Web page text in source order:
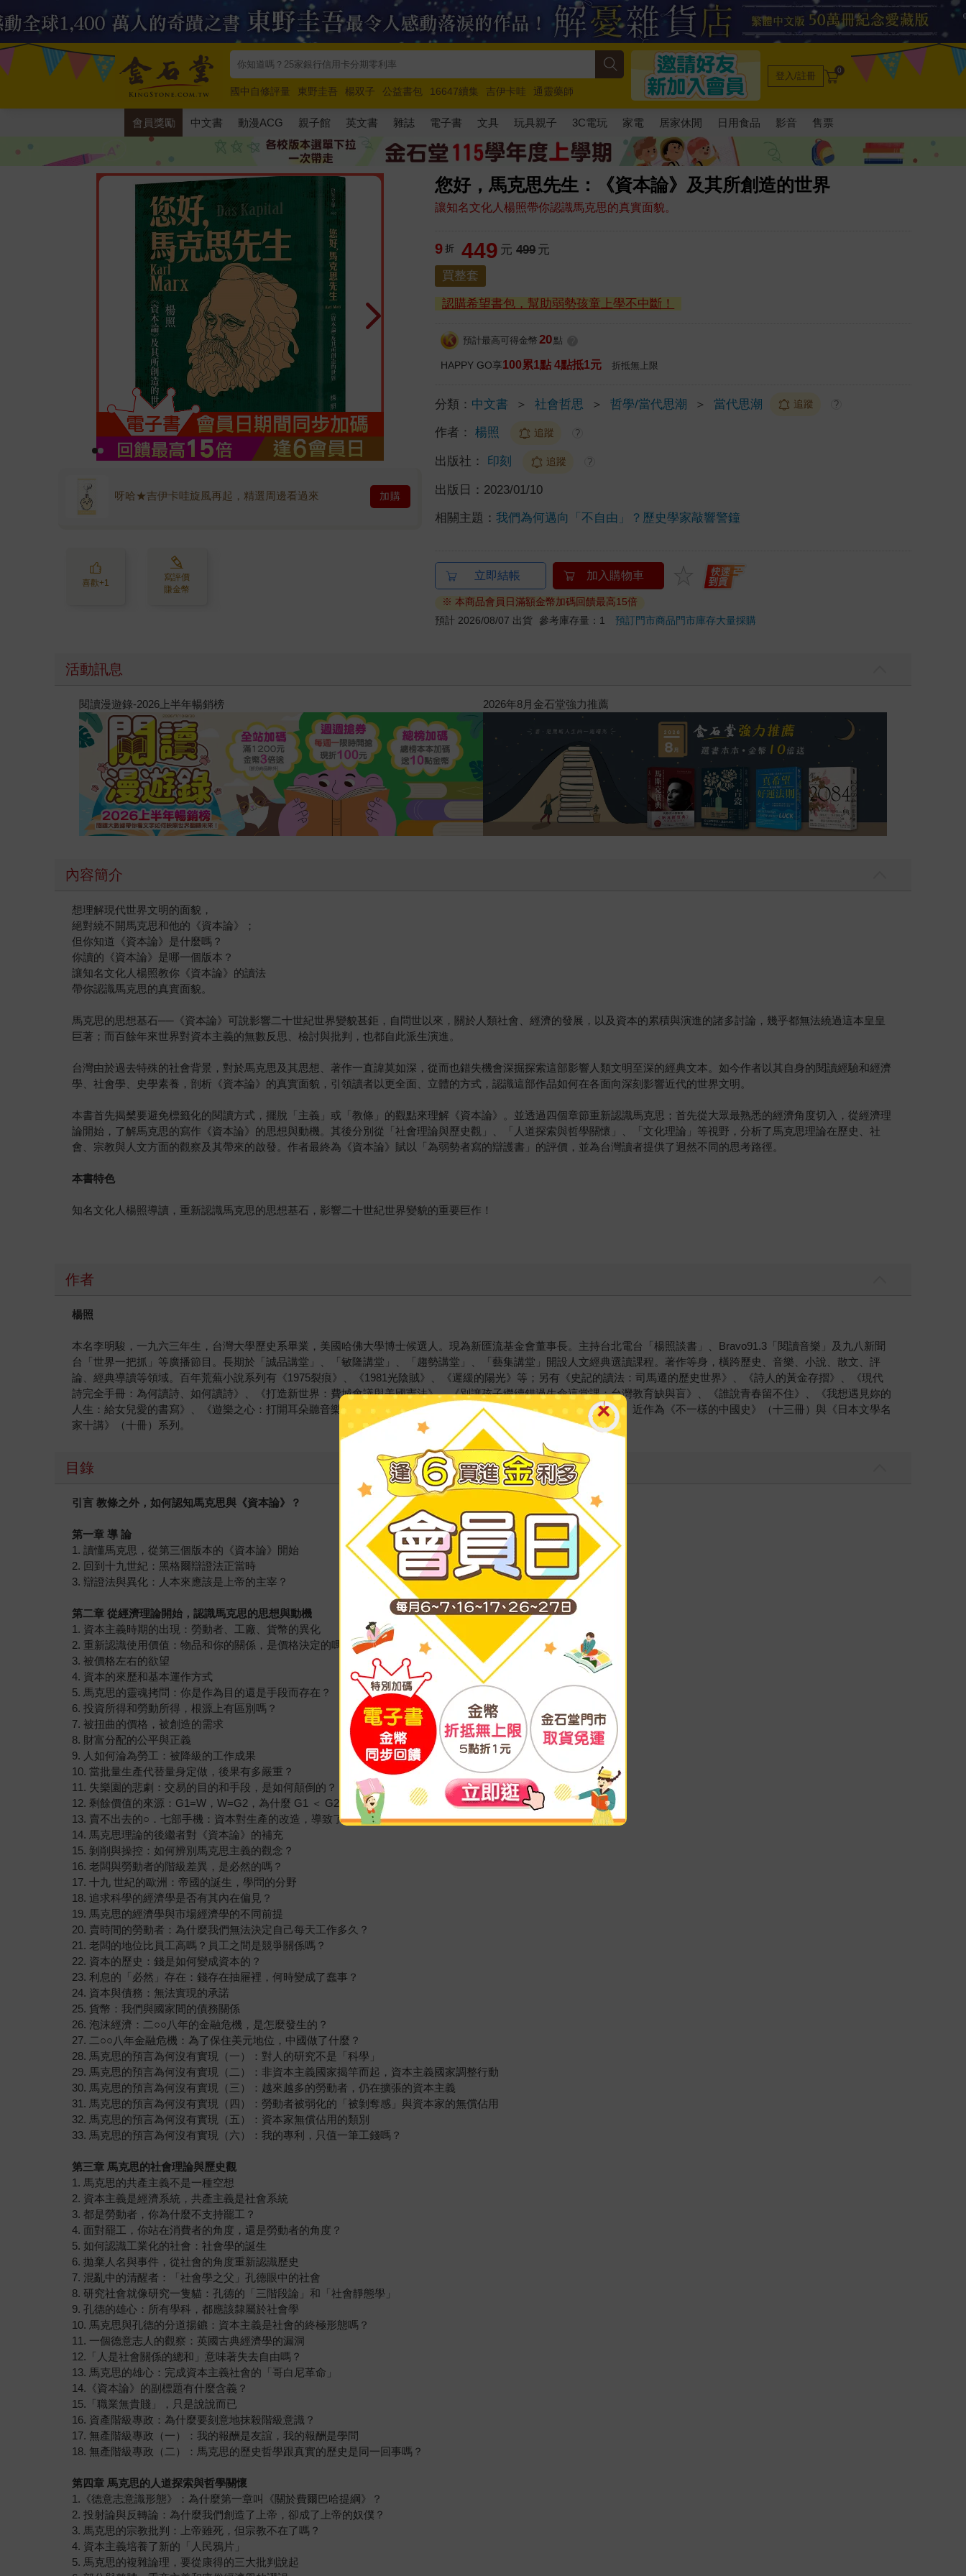
國中自修評量 東野圭吾 楊双子 公益書包 16647續集 吉伊卡哇
通靈藥師
唯紅花綻放
奧德賽 路邊攤新作 馬斯克 玩具總動員5 超慢跑
登入/註冊 0
會員獎勵 中文書 動漫ACG 親子館 英文書 雜誌 電子書 文具 玩具親子 3C電玩 家電 居家休閒 日用食品 影音 售票
您好，馬克思先生：《資本論》及其所創造的世界
讓知名文化人楊照帶你認識馬克思的真實面貌。
呀哈★吉伊卡哇旋風再起，精選周邊看過來 加購
喜歡+1
寫評價
賺金幣
9 折 449 元 499 元
買整套
認購希望書包，幫助弱勢孩童上學不中斷！
預計最高可得金幣 20 點
HAPPY GO享100累1點 4點抵1元 折抵無上限
分類： 中文書 ＞ 社會哲思 ＞ 哲學/當代思潮 ＞ 當代思潮 追蹤 ?
作者： 楊照 追蹤 ?
出版社： 印刻 追蹤 ?
出版日： 2023/01/10
相關主題：我們為何邁向「不自由」？歷史學家敲響警鐘
立即結帳 加入購物車
※ 本商品會員日滿額金幣加碼回饋最高15倍
預計 2026/08/07 出貨 參考庫存量：1預訂門市商品門市庫存大量採購
活動訊息
閱讀漫遊錄-2026上半年暢銷榜 2026年8月金石堂強力推薦
內容簡介
想理解現代世界文明的面貌，
絕對繞不開馬克思和他的《資本論》；
但你知道《資本論》是什麼嗎？
你讀的《資本論》是哪一個版本？
讓知名文化人楊照教你《資本論》的讀法
帶你認識馬克思的真實面貌。
馬克思的思想基石──《資本論》可說影響二十世紀世界變貌甚鉅，自問世以來，關於人類社會、經濟的發展，以及資本的累積與演進的諸多討論，幾乎都無法繞過這本皇皇
巨著；而百餘年來世界對資本主義的無數反思、檢討與批判，也都自此派生演進。
台灣由於過去特殊的社會背景，對於馬克思及其思想、著作一直諱莫如深，從而也錯失機會深掘探索這部影響人類文明至深的經典文本。如今作者以其自身的閱讀經驗和經濟
學、社會學、史學素養，剖析《資本論》的真實面貌，引領讀者以更全面、立體的方式，認識這部作品如何在各面向深刻影響近代的世界文明。
本書首先揭櫫要避免標籤化的閱讀方式，擺脫「主義」或「教條」的觀點來理解《資本論》。並透過四個章節重新認識馬克思；首先從大眾最熟悉的經濟角度切入，從經濟理
論開始，了解馬克思的寫作《資本論》的思想與動機。其後分別從「社會理論與歷史觀」、「人道探索與哲學關懷」、「文化理論」等視野，分析了馬克思理論在歷史、社
會、宗教與人文方面的觀察及其帶來的啟發。作者最終為《資本論》賦以「為弱勢者寫的辯護書」的評價，並為台灣讀者提供了迥然不同的思考路徑。
本書特色
知名文化人楊照導讀，重新認識馬克思的思想基石，影響二十世紀世界變貌的重要巨作！
作者
楊照
本名李明駿，一九六三年生，台灣大學歷史系畢業，美國哈佛大學博士候選人。現為新匯流基金會董事長。主持台北電台「楊照談書」、Bravo91.3「閱讀音樂」及九八新聞
台「世界一把抓」等廣播節目。長期於「誠品講堂」、「敏隆講堂」、「趨勢講堂」、「藝集講堂」開設人文經典選讀課程。著作等身，橫跨歷史、音樂、小說、散文、評
論、經典導讀等領域。百年荒蕪小說系列有《1975裂痕》、《1981光陰賊》、《遲緩的陽光》等；另有《史記的讀法：司馬遷的歷史世界》、《詩人的黃金存摺》、《現代
詩完全手冊：為何讀詩、如何讀詩》、《打造新世界：費城會議與美國憲法》、《別讓孩子繼續錯過生命這堂課：台灣教育缺與盲》、《誰說青春留不住》、《我想遇見妳的
人生：給女兒愛的書寫》、《遊樂之心：打開耳朵聽音樂》、《世界就像一隻小風車：李維史陀與憂鬱的熱帶》等書。近作為《不一樣的中國史》（十三冊）與《日本文學名
家十講》（十冊）系列。
目錄
引言 教條之外，如何認知馬克思與《資本論》？
第一章 導 論
1. 讀懂馬克思，從第三個版本的《資本論》開始
2. 回到十九世紀：黑格爾辯證法正當時
3. 辯證法與異化：人本來應該是上帝的主宰？
第二章 從經濟理論開始，認識馬克思的思想與動機
1. 資本主義時期的出現：勞動者、工廠、貨幣的異化
2. 重新認識使用價值：物品和你的關係，是價格決定的嗎？
3. 被價格左右的欲望
4. 資本的來歷和基本運作方式
5. 馬克思的靈魂拷問：你是作為目的還是手段而存在？
6. 投資所得和勞動所得，根源上有區別嗎？
7. 被扭曲的價格，被創造的需求
8. 財富分配的公平與正義
9. 人如何淪為勞工：被降級的工作成果
10. 當批量生產代替量身定做，後果有多嚴重？
11. 失樂園的悲劇：交易的目的和手段，是如何顛倒的？
12. 剩餘價值的來源：G1=W，W=G2，為什麼 G1 ＜ G2 ？
13. 賣不出去的○．七部手機：資本對生產的改造，導致了多大浪費？
14. 馬克思理論的後繼者對《資本論》的補充
15. 剝削與操控：如何辨別馬克思主義的觀念？
16. 老闆與勞動者的階級差異，是必然的嗎？
17. 十九 世紀的歐洲：帝國的誕生，學問的分野
18. 追求科學的經濟學是否有其內在偏見？
19. 馬克思的經濟學與市場經濟學的不同前提
20. 賣時間的勞動者：為什麼我們無法決定自己每天工作多久？
21. 老闆的地位比員工高嗎？員工之間是競爭關係嗎？
22. 資本的歷史：錢是如何變成資本的？
23. 利息的「必然」存在：錢存在抽屜裡，何時變成了蠢事？
24. 資本與債務：無法實現的承諾
25. 貨幣：我們與國家間的債務關係
26. 泡沫經濟：二○○八年的金融危機，是怎麼發生的？
27. 二○○八年金融危機：為了保住美元地位，中國做了什麼？
28. 馬克思的預言為何沒有實現（一）：對人的研究不是「科學」
29. 馬克思的預言為何沒有實現（二）：非資本主義國家揭竿而起，資本主義國家調整行動
30. 馬克思的預言為何沒有實現（三）：越來越多的勞動者，仍在擴張的資本主義
31. 馬克思的預言為何沒有實現（四）：勞動者被弱化的「被剝奪感」與資本家的無償佔用
32. 馬克思的預言為何沒有實現（五）：資本家無償佔用的類別
33. 馬克思的預言為何沒有實現（六）：我的專利，只值一筆工錢嗎？
第三章 馬克思的社會理論與歷史觀
1. 馬克思的共產主義不是一種空想
2. 資本主義是經濟系統，共產主義是社會系統
3. 都是勞動者，你為什麼不支持罷工？
4. 面對罷工，你站在消費者的角度，還是勞動者的角度？
5. 如何認識工業化的社會：社會學的誕生
6. 拋棄人名與事件，從社會的角度重新認識歷史
7. 混亂中的清醒者：「社會學之父」孔德眼中的社會
8. 研究社會就像研究一隻貓：孔德的「三階段論」和「社會靜態學」
9. 孔德的雄心：所有學科，都應該隸屬於社會學
10. 馬克思與孔德的分道揚鑣：資本主義是社會的終極形態嗎？
11. 一個德意志人的觀察：英國古典經濟學的漏洞
12.「人是社會關係的總和」意味著失去自由嗎？
13. 馬克思的雄心：完成資本主義社會的「哥白尼革命」
14.《資本論》的副標題有什麼含義？
15.「職業無貴賤」，只是說說而已
16. 資產階級專政：為什麼要刻意地抹殺階級意識？
17. 無產階級專政（一）：我的報酬是友誼，我的報酬是學問
18. 無產階級專政（二）：馬克思的歷史哲學跟真實的歷史是同一回事嗎？
第四章 馬克思的人道探索與哲學關懷
1.《德意志意識形態》：為什麼第一章叫《關於費爾巴哈提綱》？
2. 投射論與反轉論：為什麼我們創造了上帝，卻成了上帝的奴僕？
3. 馬克思的宗教批判：上帝雖死，但宗教不在了嗎？
4. 資本主義培養了新的「人民鴉片」
5. 馬克思的複雜論理，要從康得的三大批判說起